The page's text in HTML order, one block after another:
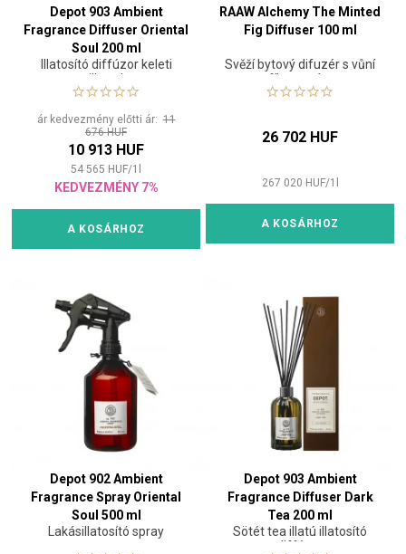
Depot 903 Ambient
Fragrance Diffuser Oriental
Soul 200 ml
Illatosító diffúzor keleti
illattal
ár kedvezmény előtti ár:11
676 HUF
10 913 HUF
54 565 HUF/1
KEDVEZMÉNY 7%
A KOSÁRHOZ
RAAW Alchemy The Minted
Fig Diffuser 100 ml
Svěží bytový difuzér s vůní
fíku a máty
26 702 HUF
267 020 HUF/1
A KOSÁRHOZ
Depot 902 Ambient
Fragrance Spray Oriental
Soul 500 ml
Lakásillatosító spray
Depot 903 Ambient
Fragrance Diffuser Dark
Tea 200 ml
Sötét tea illatú illatosító
diffúzor